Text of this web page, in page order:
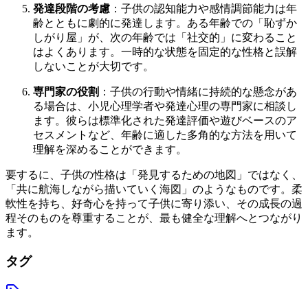
発達段階の考慮 ：子供の認知能力や感情調節能力は年
齢とともに劇的に発達します。ある年齢での「恥ずか
しがり屋」が、次の年齢では「社交的」に変わること
はよくあります。一時的な状態を固定的な性格と誤解
しないことが大切です。
専門家の役割 ：子供の行動や情緒に持続的な懸念があ
る場合は、小児心理学者や発達心理の専門家に相談し
ます。彼らは標準化された発達評価や遊びベースのア
セスメントなど、年齢に適した多角的な方法を用いて
理解を深めることができます。
要するに、子供の性格は「発見するための地図」ではなく、
「共に航海しながら描いていく海図」のようなものです。柔
軟性を持ち、好奇心を持って子供に寄り添い、その成長の過
程そのものを尊重することが、最も健全な理解へとつながり
ます。
タグ